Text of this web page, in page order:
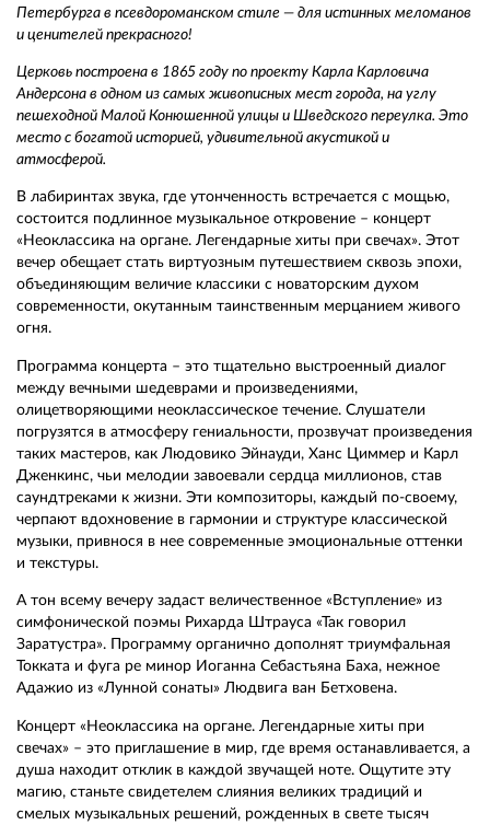
Петербурга в псевдороманском стиле — для истинных меломанов
и ценителей прекрасного!
Церковь построена в 1865 году по проекту Карла Карловича
Андерсона в одном из самых живописных мест города, на углу
пешеходной Малой Конюшенной улицы и Шведского переулка. Это
место с богатой историей, удивительной акустикой и
атмосферой.
В лабиринтах звука, где утонченность встречается с мощью,
состоится подлинное музыкальное откровение – концерт
«Неоклассика на органе. Легендарные хиты при свечах». Этот
вечер обещает стать виртуозным путешествием сквозь эпохи,
объединяющим величие классики с новаторским духом
современности, окутанным таинственным мерцанием живого
огня.
Программа концерта – это тщательно выстроенный диалог
между вечными шедеврами и произведениями,
олицетворяющими неоклассическое течение. Слушатели
погрузятся в атмосферу гениальности, прозвучат произведения
таких мастеров, как Людовико Эйнауди, Ханс Циммер и Карл
Дженкинс, чьи мелодии завоевали сердца миллионов, став
саундтреками к жизни. Эти композиторы, каждый по-своему,
черпают вдохновение в гармонии и структуре классической
музыки, привнося в нее современные эмоциональные оттенки
и текстуры.
А тон всему вечеру задаст величественное «Вступление» из
симфонической поэмы Рихарда Штрауса «Так говорил
Заратустра». Программу органично дополнят триумфальная
Токката и фуга ре минор Иоганна Себастьяна Баха, нежное
Адажио из «Лунной сонаты» Людвига ван Бетховена.
Концерт «Неоклассика на органе. Легендарные хиты при
свечах» – это приглашение в мир, где время останавливается, а
душа находит отклик в каждой звучащей ноте. Ощутите эту
магию, станьте свидетелем слияния великих традиций и
смелых музыкальных решений, рожденных в свете тысяч